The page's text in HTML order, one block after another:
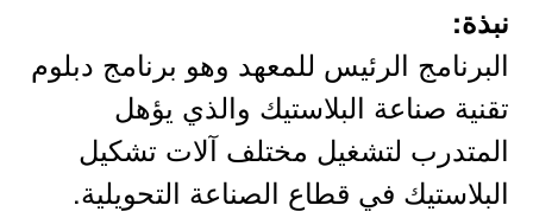
نبذة:
البرنامج الرئيس للمعهد وهو برنامج دبلوم
تقنية صناعة البلاستيك والذي يؤهل
المتدرب لتشغيل مختلف آلات تشكيل
البلاستيك في قطاع الصناعة التحويلية.